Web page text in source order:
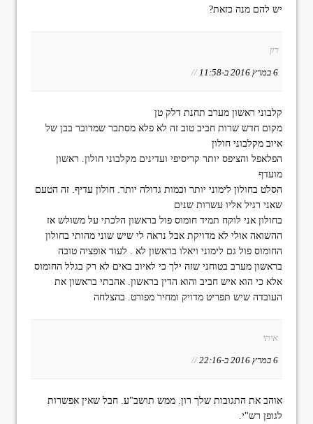
יש להם מנה כזאת?
רון
6 במרץ 2016 ב-11:58 //
קלבוני ראשון מערב תחנת דלק טן
מקום חדש שרות חביב טוב זה לא פלא מסתבר שמדובר בבן של
איוב מקלבוני חולון
הפלאפל והציפס יותר קריסיפי ועדינים מקלבוני חולון. ראשון
מועדף
הסלט בחולון לימוני יותר וכמות גדולה יותר. חולון עדיף. זה הטעם
שאני רגיל אליו עשרות שנים
בחולון אני לוקח תמיד חומוס פול בראשון הלכתי על משולש אז
ההשואה אולי לא מדויקת אבל נראה לי שיש שוני מהותי בחולון
החומוס פול גם לימוני ויאלו בראשון לא . לעוד אופציה טובה
בראשון מערב בטוחני שזה ילך כי לאיוב באים לא רק בגלל החומוס
אלא כי הוא איש חביב והוא הדין בראשון. אהבתי בראשון את
העובדה שיש תפריט מדויק ומחיר מפורט. בהצלחה
איתי
6 במרץ 2016 ב-22:16 //
אוהב את התגובות שלך רון. ממש תושב"ע. חבל שאין אפשרות
לגופן רש"י.